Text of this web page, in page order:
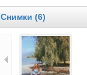
Снимки (6)